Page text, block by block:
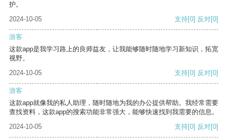
护。
2024-10-05
支持[0] 反对[0]
游客
这款app是我学习路上的良师益友，让我能够随时随地学习新知识，拓宽
视野。
2024-10-05
支持[0] 反对[0]
游客
这款app就像我的私人助理，随时随地为我的办公提供帮助。我经常需要
查找资料，这款app的搜索功能非常强大，能够快速找到我需要的信息。
2024-10-05
支持[0] 反对[0]